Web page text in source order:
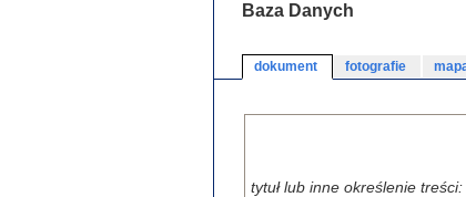
Baza Danych
dokument fotografie
tytuł lub inne określenie treści: